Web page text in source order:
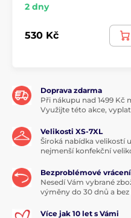
2 dny
530 Kč
Doprava zdarma
Při nákupu nad 1499 Kč
Využijte této akce,
Velikosti XS-7XL
Široká nabídka velikostí
nejmenší konfekční
Bezproblémové
Nesedí Vám vybrané
výměny do 30 dnů a
Více jak 10 let s Vámi